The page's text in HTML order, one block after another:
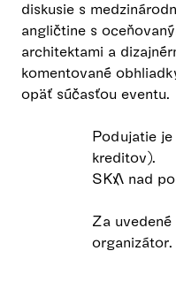
diskusie s
angličtine s
architektami a
komentované
opäť súčasťou eventu.
Podujatie je
kreditov).
SKA nad
Za
organizátor.